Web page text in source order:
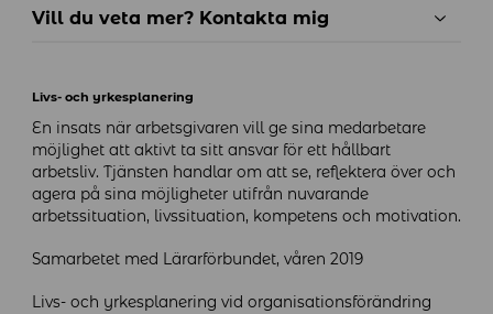
Vill du veta mer? Kontakta mig
Livs- och yrkesplanering
En insats när arbetsgivaren vill ge sina medarbetare
möjlighet att aktivt ta sitt ansvar för ett hållbart
arbetsliv. Tjänsten handlar om att se, reflektera över och
agera på sina möjligheter utifrån nuvarande
arbetssituation, livssituation, kompetens och motivation.
Samarbetet med Lärarförbundet, våren 2019
Livs- och yrkesplanering vid organisationsförändring